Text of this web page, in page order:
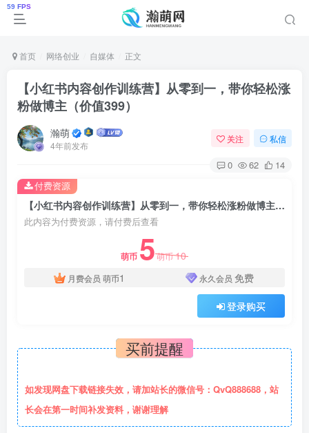
首页 网络创业 自媒体 正文
【小红书内容创作训练营】从零到一，带你轻松涨
粉做博主（价值399）
瀚萌
4年前发布
关注 私信
0 62 14
【小红书内容创作训练营】从零到一，带你轻松涨粉做博主（价值399）
此内容为付费资源，请付费后查看
萌币 5萌币10
月费会员 萌币1 永久会员 免费
登录购买
付费资源
买前提醒
如发现网盘下载链接失效，请加站长的微信号：QvQ888688，站
长会在第一时间补发资料，谢谢理解